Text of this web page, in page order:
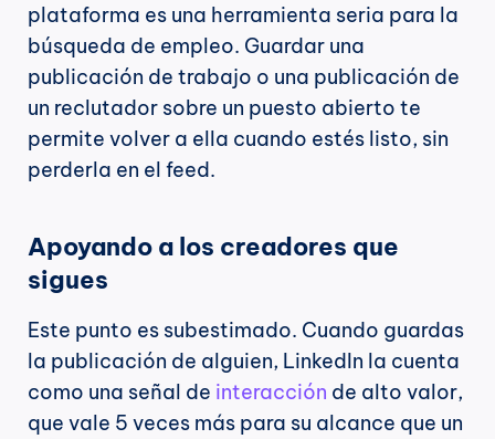
plataforma es una herramienta seria para la
búsqueda de empleo. Guardar una
publicación de trabajo o una publicación de
un reclutador sobre un puesto abierto te
permite volver a ella cuando estés listo, sin
perderla en el feed.
Apoyando a los creadores que
sigues
Este punto es subestimado. Cuando guardas
la publicación de alguien, LinkedIn la cuenta
como una señal de interacción de alto valor,
que vale 5 veces más para su alcance que un